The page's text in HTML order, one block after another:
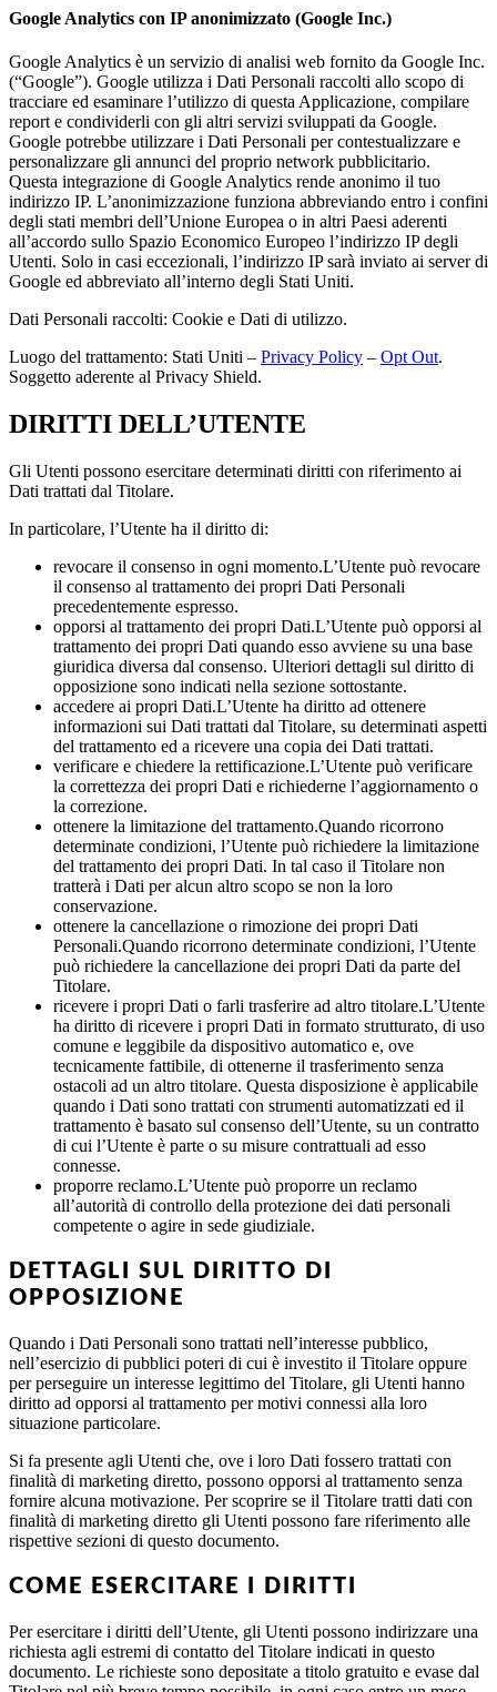
Google Analytics con IP anonimizzato (Google Inc.)
Google Analytics è un servizio di analisi web fornito da Google Inc.
(“Google”). Google utilizza i Dati Personali raccolti allo scopo di
tracciare ed esaminare l’utilizzo di questa Applicazione, compilare
report e condividerli con gli altri servizi sviluppati da Google.
Google potrebbe utilizzare i Dati Personali per contestualizzare e
personalizzare gli annunci del proprio network pubblicitario.
Questa integrazione di Google Analytics rende anonimo il tuo
indirizzo IP. L’anonimizzazione funziona abbreviando entro i confini
degli stati membri dell’Unione Europea o in altri Paesi aderenti
all’accordo sullo Spazio Economico Europeo l’indirizzo IP degli
Utenti. Solo in casi eccezionali, l’indirizzo IP sarà inviato ai server di
Google ed abbreviato all’interno degli Stati Uniti.
Dati Personali raccolti: Cookie e Dati di utilizzo.
Luogo del trattamento: Stati Uniti – Privacy Policy – Opt Out.
Soggetto aderente al Privacy Shield.
DIRITTI DELL’UTENTE
Gli Utenti possono esercitare determinati diritti con riferimento ai
Dati trattati dal Titolare.
In particolare, l’Utente ha il diritto di:
revocare il consenso in ogni momento.L’Utente può revocare
il consenso al trattamento dei propri Dati Personali
precedentemente espresso.
opporsi al trattamento dei propri Dati.L’Utente può opporsi al
trattamento dei propri Dati quando esso avviene su una base
giuridica diversa dal consenso. Ulteriori dettagli sul diritto di
opposizione sono indicati nella sezione sottostante.
accedere ai propri Dati.L’Utente ha diritto ad ottenere
informazioni sui Dati trattati dal Titolare, su determinati aspetti
del trattamento ed a ricevere una copia dei Dati trattati.
verificare e chiedere la rettificazione.L’Utente può verificare
la correttezza dei propri Dati e richiederne l’aggiornamento o
la correzione.
ottenere la limitazione del trattamento.Quando ricorrono
determinate condizioni, l’Utente può richiedere la limitazione
del trattamento dei propri Dati. In tal caso il Titolare non
tratterà i Dati per alcun altro scopo se non la loro
conservazione.
ottenere la cancellazione o rimozione dei propri Dati
Personali.Quando ricorrono determinate condizioni, l’Utente
può richiedere la cancellazione dei propri Dati da parte del
Titolare.
ricevere i propri Dati o farli trasferire ad altro titolare.L’Utente
ha diritto di ricevere i propri Dati in formato strutturato, di uso
comune e leggibile da dispositivo automatico e, ove
tecnicamente fattibile, di ottenerne il trasferimento senza
ostacoli ad un altro titolare. Questa disposizione è applicabile
quando i Dati sono trattati con strumenti automatizzati ed il
trattamento è basato sul consenso dell’Utente, su un contratto
di cui l’Utente è parte o su misure contrattuali ad esso
connesse.
proporre reclamo.L’Utente può proporre un reclamo
all’autorità di controllo della protezione dei dati personali
competente o agire in sede giudiziale.
DETTAGLI SUL DIRITTO DI
OPPOSIZIONE
Quando i Dati Personali sono trattati nell’interesse pubblico,
nell’esercizio di pubblici poteri di cui è investito il Titolare oppure
per perseguire un interesse legittimo del Titolare, gli Utenti hanno
diritto ad opporsi al trattamento per motivi connessi alla loro
situazione particolare.
Si fa presente agli Utenti che, ove i loro Dati fossero trattati con
finalità di marketing diretto, possono opporsi al trattamento senza
fornire alcuna motivazione. Per scoprire se il Titolare tratti dati con
finalità di marketing diretto gli Utenti possono fare riferimento alle
rispettive sezioni di questo documento.
COME ESERCITARE I DIRITTI
Per esercitare i diritti dell’Utente, gli Utenti possono indirizzare una
richiesta agli estremi di contatto del Titolare indicati in questo
documento. Le richieste sono depositate a titolo gratuito e evase dal